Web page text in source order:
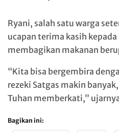
Ryani, salah satu warga
ucapan terima kasih kepada
membagikan makanan
“Kita bisa bergembira
rezeki Satgas makin
Tuhan memberkati,”
Bagikan ini: